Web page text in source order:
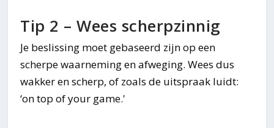
Tip 2 – Wees scherpzinnig
Je beslissing moet gebaseerd zijn op een
scherpe waarneming en afweging. Wees dus
wakker en scherp, of zoals de uitspraak luidt:
‘on top of your game.'